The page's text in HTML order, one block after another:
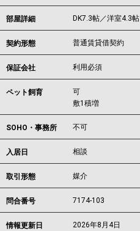
部屋詳細 DK7.3帖／洋室4.3帖
契約形態 普通賃貸借契約
保証会社 利用必須
ペット飼育
可
敷1積増
SOHO・事務所 不可
入居日 相談
取引形態 媒介
問合番号 7174-103
情報更新日 2026年8月4日